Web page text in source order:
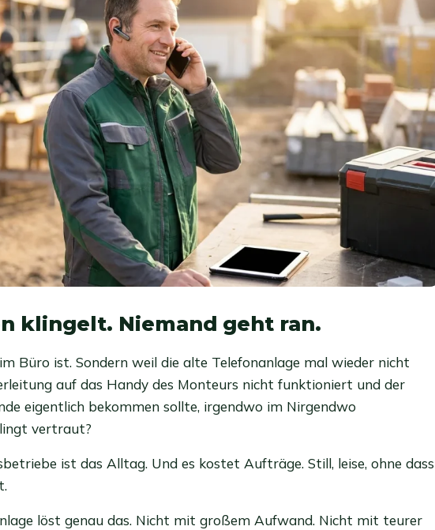
klingelt. Niemand geht ran.
Büro ist. Sondern weil die alte Telefonanlage mal wieder nicht
auf das Handy des Monteurs nicht funktioniert und der
eigentlich bekommen sollte, irgendwo im Nirgendwo
vertraut?
ist das Alltag. Und es kostet Aufträge. Still, leise, ohne dass
löst genau das. Nicht mit großem Aufwand. Nicht mit teurer